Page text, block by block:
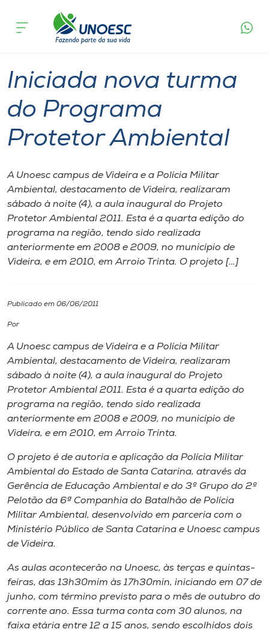
Cursos
Pesquisa
Atendimento ao Estudante
Portal de Ensino
A
Internacionalização
Cultura
CPA
Biblioteca
Editora
Rádio
Museu
Unoesc
Store
acontece
Iniciada nova turma
do Programa
Protetor Ambiental
A Unoesc campus de Videira e a Polícia Militar
Ambiental, destacamento de Videira, realizaram
sábado à noite (4), a aula inaugural do Projeto
Protetor Ambiental 2011. Esta é a quarta edição do
programa na região, tendo sido realizada
anteriormente em 2008 e 2009, no município de
Videira, e em 2010, em Arroio Trinta. O projeto […]
Publicado em 06/06/2011
Por
A Unoesc campus de Videira e a Polícia Militar
Ambiental, destacamento de Videira, realizaram
sábado à noite (4), a aula inaugural do Projeto
Protetor Ambiental 2011. Esta é a quarta edição do
programa na região, tendo sido realizada
anteriormente em 2008 e 2009, no município de
Videira, e em 2010, em Arroio Trinta.
O projeto é de autoria e aplicação da Polícia Militar
Ambiental do Estado de Santa Catarina, através da
Gerência de Educação Ambiental e do 3º Grupo do 2º
Pelotão da 6ª Companhia do Batalhão de Polícia
Militar Ambiental, desenvolvido em parceria com o
Ministério Público de Santa Catarina e Unoesc campus
de Videira.
As aulas acontecerão na Unoesc, às terças e quintas-
feiras, das 13h30mim às 17h30min, iniciando em 07 de
junho, com término previsto para o mês de outubro do
corrente ano. Essa turma conta com 30 alunos, na
faixa etária entre 12 a 15 anos, sendo escolhidos dois